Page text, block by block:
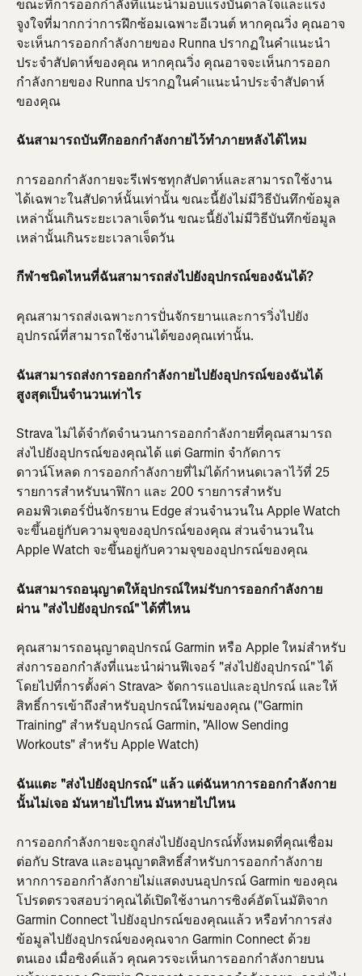
ขณะที่การออกกำลังที่แนะนำมอบแรงบันดาลใจและแรง
จูงใจที่มากกว่าการฝึกซ้อมเฉพาะอีเวนต์ หากคุณวิ่ง คุณอาจ
จะเห็นการออกกำลังกายของ Runna ปรากฏในคำแนะนำ
ประจำสัปดาห์ของคุณ หากคุณวิ่ง คุณอาจจะเห็นการออก
กำลังกายของ Runna ปรากฏในคำแนะนำประจำสัปดาห์
ของคุณ
ฉันสามารถบันทึกออกกำลังกายไว้ทำภายหลังได้ไหม
การออกกำลังกายจะรีเฟรชทุกสัปดาห์และสามารถใช้งาน
ได้เฉพาะในสัปดาห์นั้นเท่านั้น ขณะนี้ยังไม่มีวิธีบันทึกข้อมูล
เหล่านั้นเกินระยะเวลาเจ็ดวัน ขณะนี้ยังไม่มีวิธีบันทึกข้อมูล
เหล่านั้นเกินระยะเวลาเจ็ดวัน
กีฬาชนิดไหนที่ฉันสามารถส่งไปยังอุปกรณ์ของฉันได้?
คุณสามารถส่งเฉพาะการปั่นจักรยานและการวิ่งไปยัง
อุปกรณ์ที่สามารถใช้งานได้ของคุณเท่านั้น.
ฉันสามารถส่งการออกกำลังกายไปยังอุปกรณ์ของฉันได้
สูงสุดเป็นจำนวนเท่าไร
Strava ไม่ได้จำกัดจำนวนการออกกำลังกายที่คุณสามารถ
ส่งไปยังอุปกรณ์ของคุณได้ แต่ Garmin จำกัดการ
ดาวน์โหลด การออกกำลังกายที่ไม่ได้กำหนดเวลาไว้ที่ 25
รายการสำหรับนาฬิกา และ 200 รายการสำหรับ
คอมพิวเตอร์ปั่นจักรยาน Edge ส่วนจำนวนใน Apple Watch
จะขึ้นอยู่กับความจุของอุปกรณ์ของคุณ ส่วนจำนวนใน
Apple Watch จะขึ้นอยู่กับความจุของอุปกรณ์ของคุณ
ฉันสามารถอนุญาตให้อุปกรณ์ใหม่รับการออกกำลังกาย
ผ่าน "ส่งไปยังอุปกรณ์" ได้ที่ไหน
คุณสามารถอนุญาตอุปกรณ์ Garmin หรือ Apple ใหม่สำหรับ
ส่งการออกกำลังที่แนะนำผ่านฟีเจอร์ "ส่งไปยังอุปกรณ์" ได้
โดยไปที่การตั้งค่า Strava> จัดการแอปและอุปกรณ์ และให้
สิทธิ์การเข้าถึงสำหรับอุปกรณ์ใหม่ของคุณ ("Garmin
Training" สำหรับอุปกรณ์ Garmin, "Allow Sending
Workouts" สำหรับ Apple Watch)
ฉันแตะ "ส่งไปยังอุปกรณ์" แล้ว แต่ฉันหาการออกกำลังกาย
นั้นไม่เจอ มันหายไปไหน มันหายไปไหน
การออกกำลังกายจะถูกส่งไปยังอุปกรณ์ทั้งหมดที่คุณเชื่อม
ต่อกับ Strava และอนุญาตสิทธิ์สำหรับการออกกำลังกาย
หากการออกกำลังกายไม่แสดงบนอุปกรณ์ Garmin ของคุณ
โปรดตรวจสอบว่าคุณได้เปิดใช้งานการซิงค์อัตโนมัติจาก
Garmin Connect ไปยังอุปกรณ์ของคุณแล้ว หรือทำการส่ง
ข้อมูลไปยังอุปกรณ์ของคุณจาก Garmin Connect ด้วย
ตนเอง เมื่อซิงค์แล้ว คุณควรจะเห็นการออกกำลังกายบน